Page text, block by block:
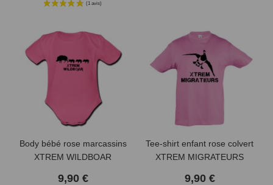
Body bébé rose marcassins
XTREM WILDBOAR
9,90 €
Tee-shirt enfant rose colvert
XTREM MIGRATEURS
9,90 €